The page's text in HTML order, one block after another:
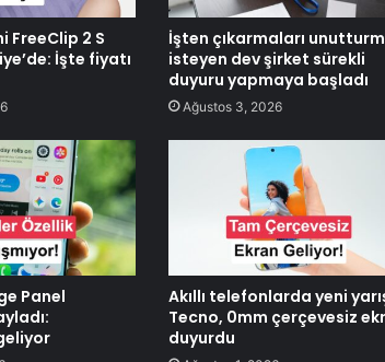
FreeClip 2 S
İşte fiyatı
İşten çıkarmaları
isteyen dev şirket sürekli
duyuru yapmaya başladı
Ağustos 3, 2026
Panel
Akıllı telefonlarda yeni
Tecno, 0mm çerçevesiz
duyurdu